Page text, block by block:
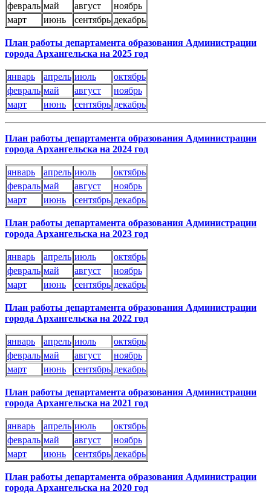
февраль май август
ноябрь
март
июнь сентябрь декабрь
План работы департамента образования Администрации
города Архангельска на 2025 год
январь апрель июль
октябрь
февраль май август
ноябрь
март
июнь сентябрь декабрь
План работы департамента образования Администрации
города Архангельска на 2024 год
январь апрель июль
октябрь
февраль май август
ноябрь
март
июнь сентябрь декабрь
План работы департамента образования Администрации
города Архангельска на 2023 год
январь апрель июль
октябрь
февраль май август
ноябрь
март
июнь сентябрь декабрь
План работы департамента образования Администрации
города Архангельска на 2022 год
январь апрель июль
октябрь
февраль май август
ноябрь
март
июнь сентябрь декабрь
План работы департамента образования Администрации
города Архангельска на 2021 год
январь апрель июль
октябрь
февраль май август
ноябрь
март
июнь сентябрь декабрь
План работы департамента образования Администрации
города Архангельска на 2020 год